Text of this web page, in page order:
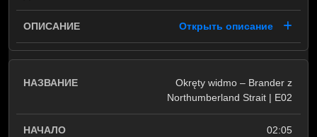
Открыть описание
Okręty widmo – Brander z
Northumberland Strait | E02
02:05